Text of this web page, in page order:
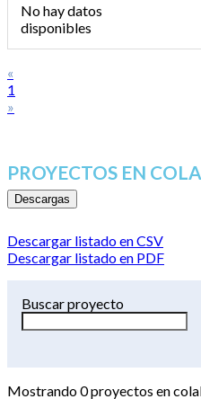
No hay datos
disponibles
«
1
»
PROYECTOS EN
Descargas
Descargar listado en CSV
Descargar listado en PDF
Buscar proyecto
Mostrando0proyectos en